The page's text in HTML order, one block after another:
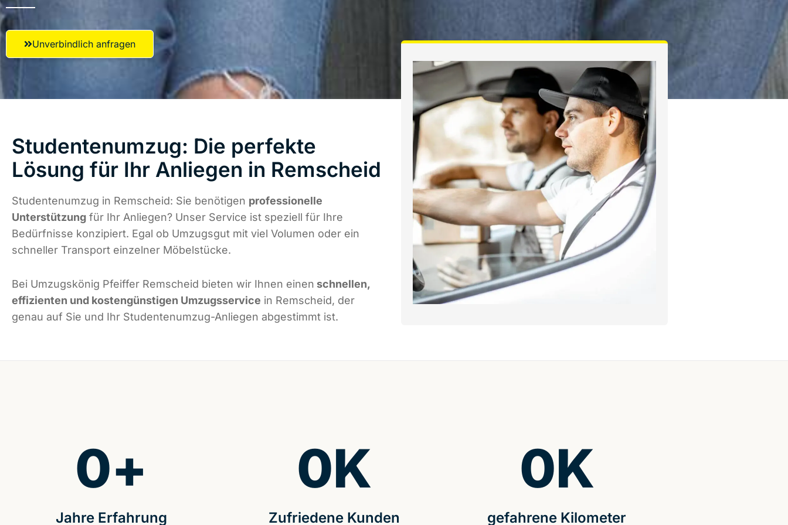
Unverbindlich anfragen
Studentenumzug: Die perfekte
Lösung für Ihr Anliegen in Remscheid
Studentenumzug in Remscheid: Sie benötigen professionelle
Unterstützung für Ihr Anliegen? Unser Service ist speziell für Ihre
Bedürfnisse konzipiert. Egal ob Umzugsgut mit viel Volumen oder ein
schneller Transport einzelner Möbelstücke.
Bei Umzugskönig Pfeiffer Remscheid bieten wir Ihnen einen schnellen,
effizienten und kostengünstigen Umzugsservice in Remscheid, der
genau auf Sie und Ihr Studentenumzug-Anliegen abgestimmt ist.
Jahre Erfahrung
0+
Zufriedene Kunden
0K
gefahrene Kilometer
0K